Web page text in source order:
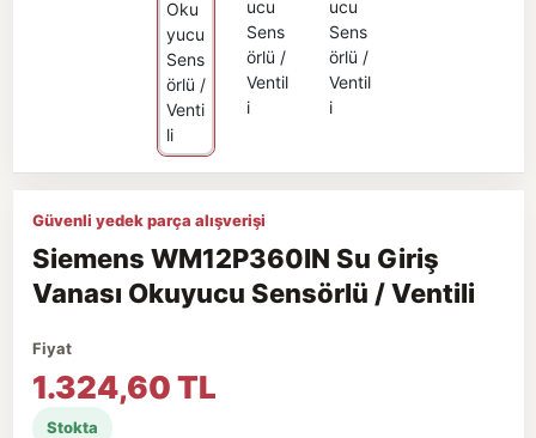
Güvenli yedek parça alışverişi
Siemens WM12P360IN Su Giriş
Vanası Okuyucu Sensörlü / Ventili
Fiyat
1.324,60 TL
Stokta